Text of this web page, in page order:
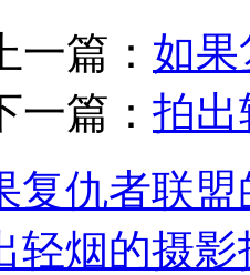
一篇： 如
一篇： 拍出
复仇者联
轻烟的摄影